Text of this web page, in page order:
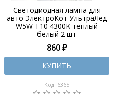
Светодиодная лампа для
авто ЭлектроКот УльтраЛед
W5W T10 4300K теплый
белый 2 шт
860 ₽
КУПИТЬ
Код: 6365